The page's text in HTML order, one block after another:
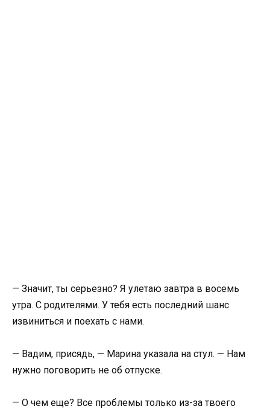
— Значит, ты серьезно? Я улетаю завтра в восемь
утра. С родителями. У тебя есть последний шанс
извиниться и поехать с нами.
— Вадим, присядь, — Марина указала на стул. — Нам
нужно поговорить не об отпуске.
— О чем еще? Все проблемы только из-за твоего